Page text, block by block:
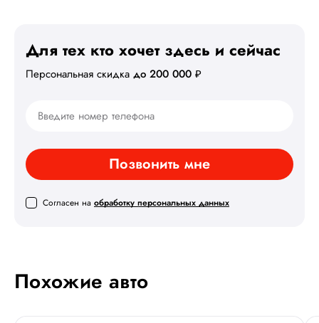
Для тех кто хочет здесь и сейчас
Персональная скидка до 200 000 ₽
Позвонить мне
Согласен на обработку персональных данных
Похожие авто